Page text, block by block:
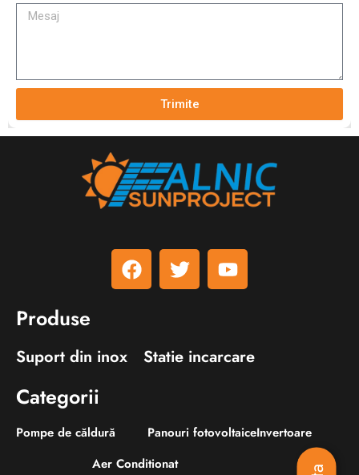
Trimite
a
c
e
w
i
t
r
o
u
t
e
Produse
Suport din inox Statie incarcare
Categorii
Pompe de căldură Panouri fotovoltaiceInvertoare
Aer Conditionat